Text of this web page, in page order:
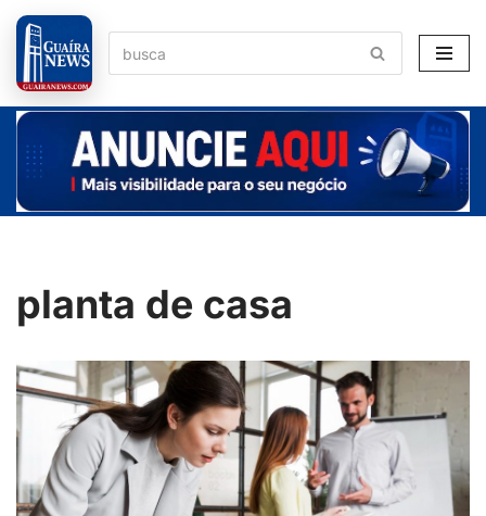
Pular
para
o
conteúdo
planta de casa